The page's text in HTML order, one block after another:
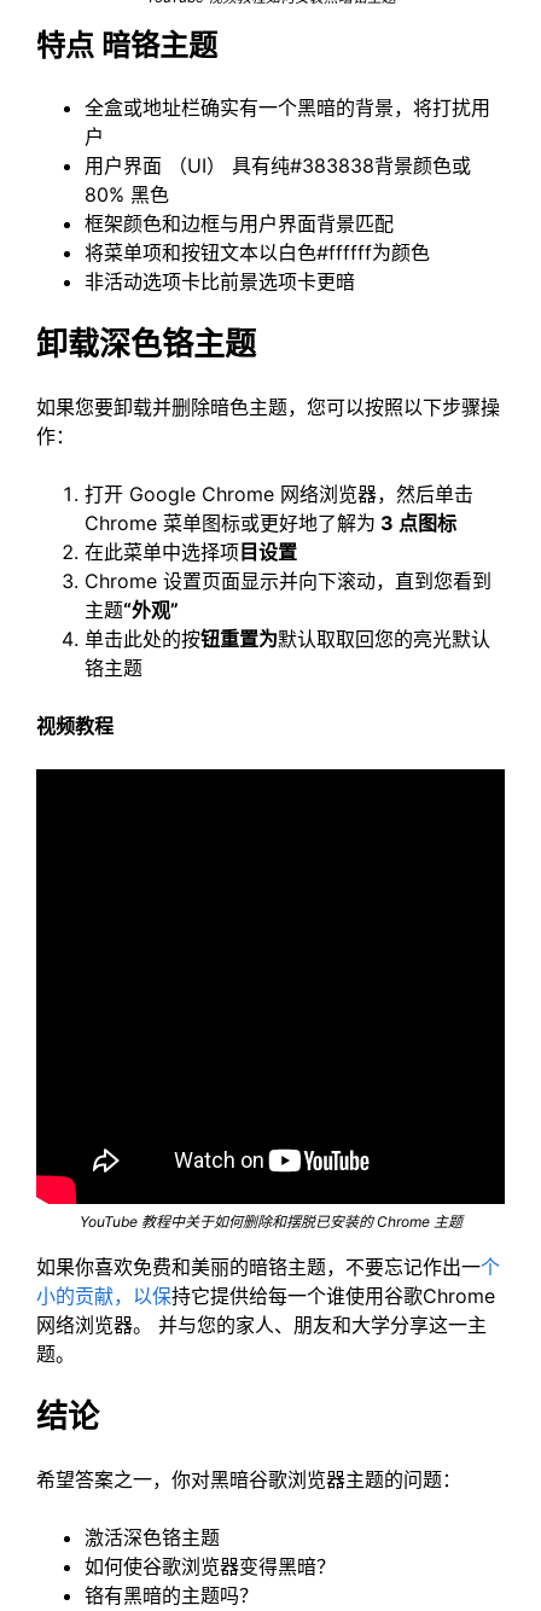
特点 暗铬主题
全盒或地址栏确实有一个黑暗的背景，将打扰用
户
用户界面 （UI） 具有纯#383838背景颜色或
80% 黑色
框架颜色和边框与用户界面背景匹配
将菜单项和按钮文本以白色#ffffff为颜色
非活动选项卡比前景选项卡更暗
卸载深色铬主题
如果您要卸载并删除暗色主题，您可以按照以下步骤操
作：
打开 Google Chrome 网络浏览器，然后单击
Chrome 菜单图标或更好地了解为 3 点图标
在此菜单中选择项 目设置
Chrome 设置页面显示并向下滚动，直到您看到
主题“外观”
单击此处的按钮重置为默认取取回您的亮光默认
铬主题
视频教程
YouTube 教程中关于如何删除和摆脱已安装的 Chrome 主题
如果你喜欢免费和美丽的暗铬主题，不要忘记作出一个
小的贡献，以保持它提供给每一个谁使用谷歌Chrome
网络浏览器。 并与您的家人、朋友和大学分享这一主
题。
结论
希望答案之一，你对黑暗谷歌浏览器主题的问题：
激活深色铬主题
如何使谷歌浏览器变得黑暗？
铬有黑暗的主题吗？